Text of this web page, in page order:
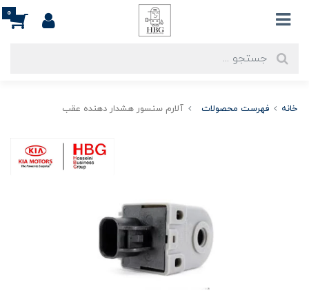
0
خانه فهرست محصولات آلارم سنسور هشدار دهنده عقب